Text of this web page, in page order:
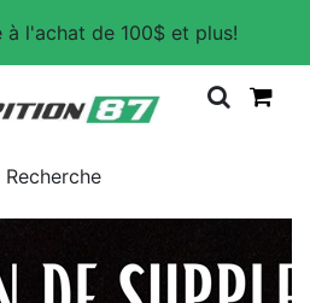
l'achat de 100$ et plus!
Recherche